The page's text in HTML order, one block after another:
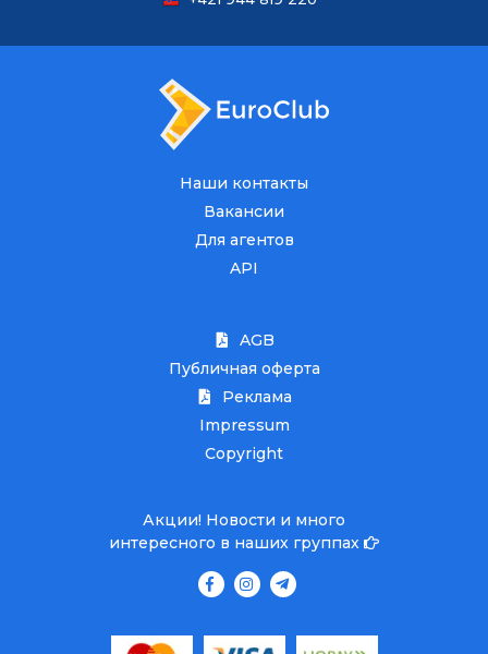
Наши контакты
Вакансии
Для агентов
API
AGB
Публичная оферта
Реклама
Impressum
Copyright
Акции! Новости и много
интересного в наших группах